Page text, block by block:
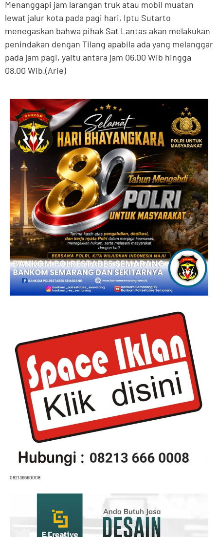
Menanggapi jam larangan truk atau mobil muatan
lewat jalur kota pada pagi hari, Iptu Sutarto
menegaskan bahwa pihak Sat Lantas akan melakukan
penindakan dengan Tilang apabila ada yang melanggar
pada jam pagi, yaitu antara jam 06.00 Wib hingga
08.00 Wib.(Arie)
082136660008